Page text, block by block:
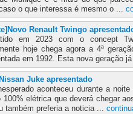
o que interessa é mesmo o ...
Renault Twingo
em 2023 com o concept
hoje chega agora a 4ª
em 1992. Esta nova geração
Juke apresentado
aconteceu durante a
100% elétrica que deverá chegar
também preferia a noticia ...